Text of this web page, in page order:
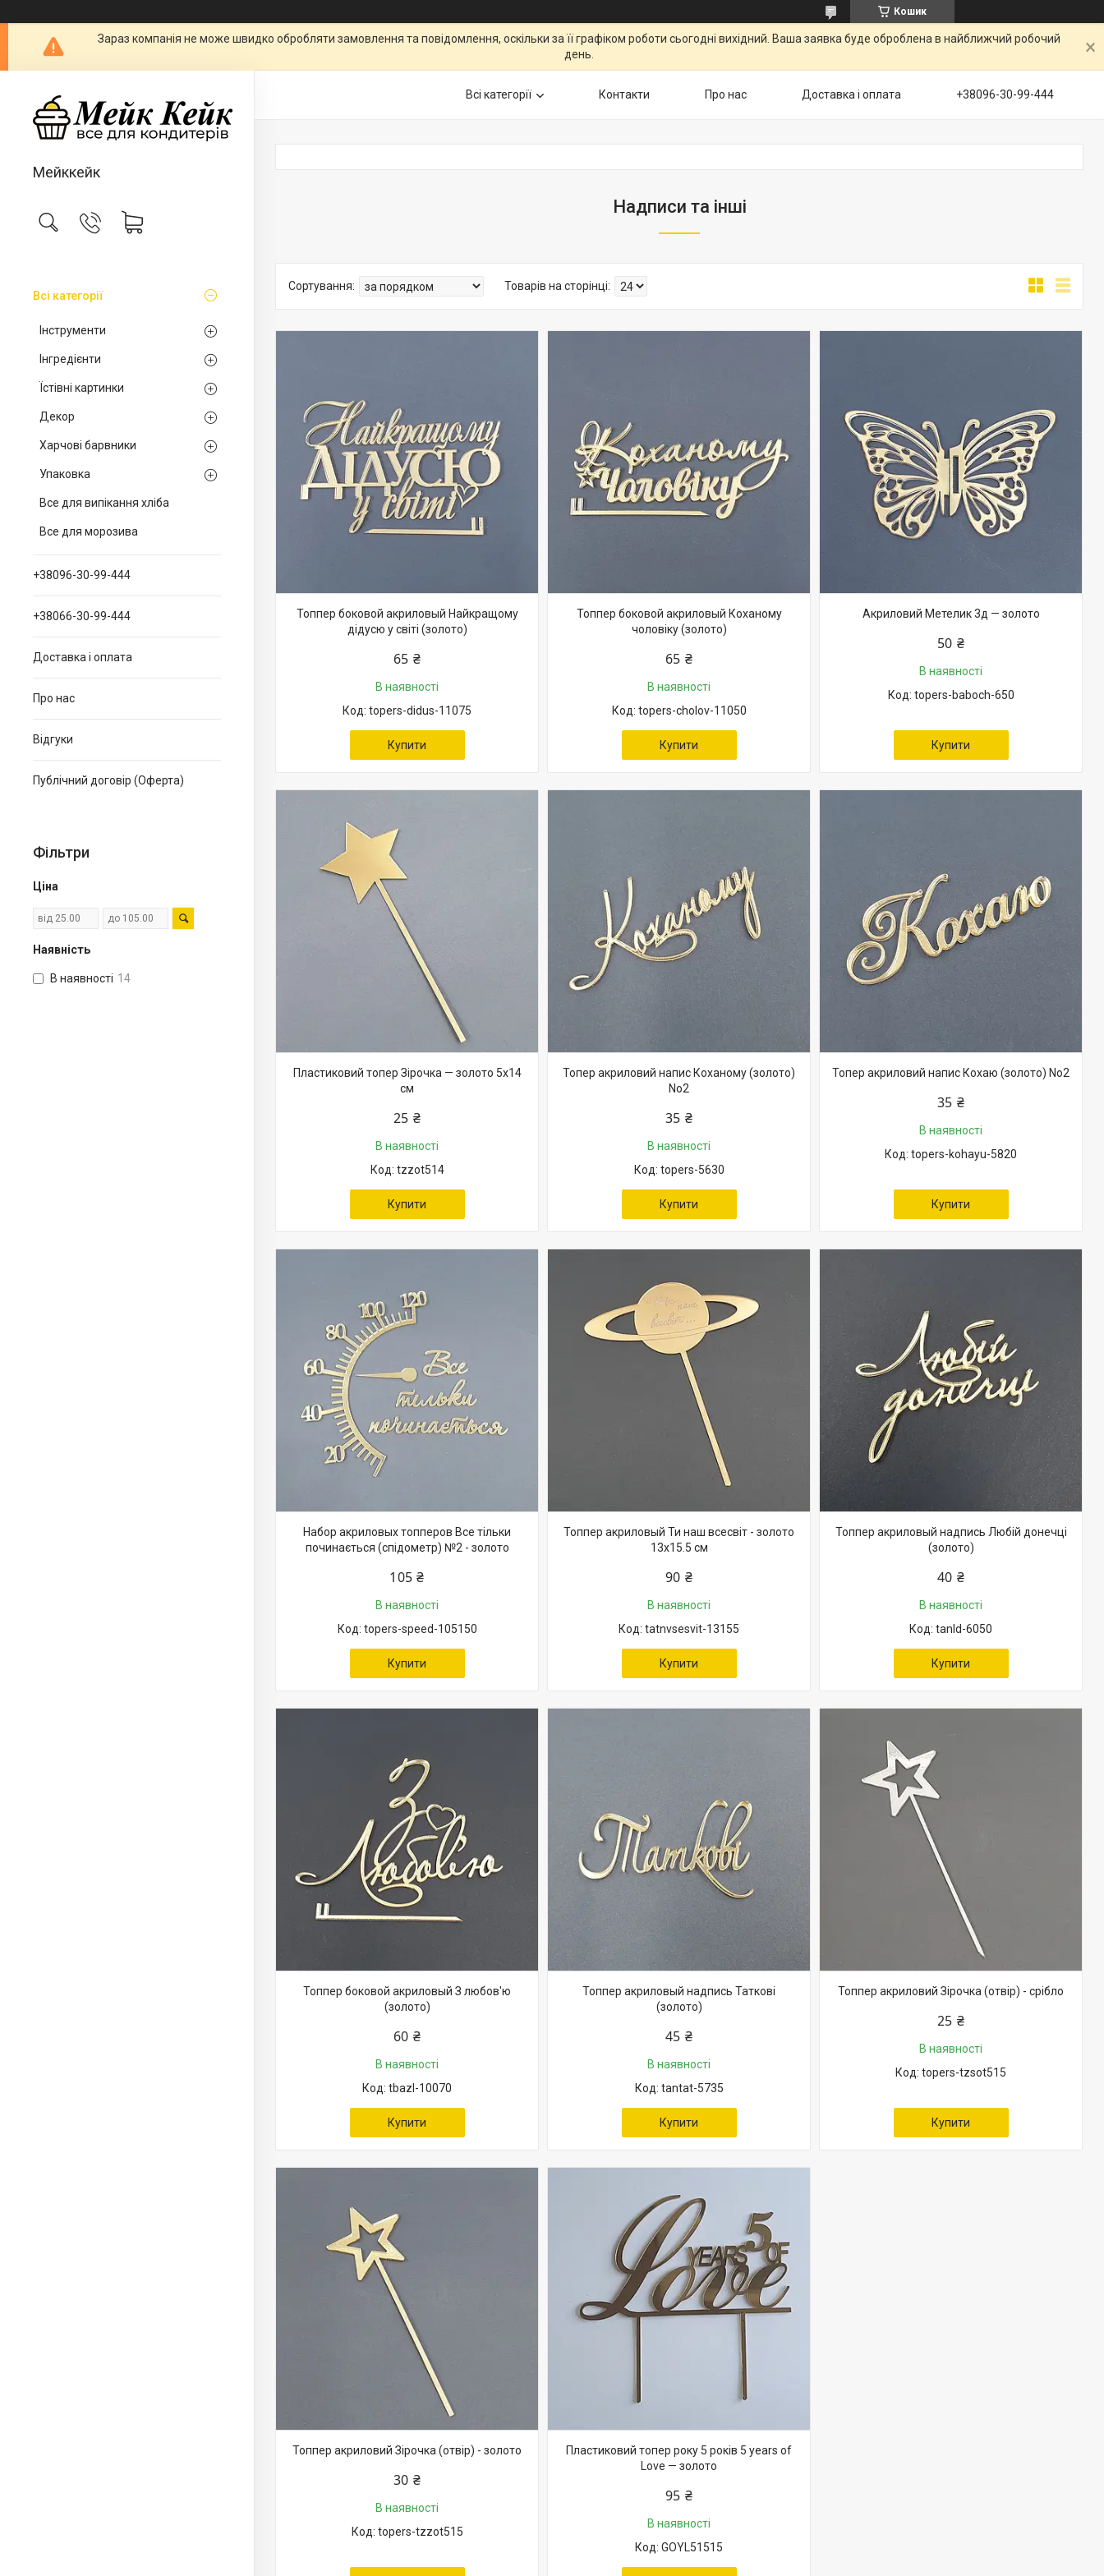
Кошик
Зараз компанія не може швидко обробляти замовлення та повідомлення, оскільки за її графіком роботи сьогодні вихідний. Ваша заявка буде оброблена в найближчий робочий
день.
Мейккейк
Всі категорії
Інструменти
Інгредієнти
Їстівні картинки
Декор
Харчові барвники
Упаковка
Все для випікання хліба
Все для морозива
+38096-30-99-444
+38066-30-99-444
Доставка і оплата
Про нас
Відгуки
Публічний договір (Оферта)
Фільтри
Ціна
Наявність
В наявності 14
Всі категорії Контакти Про нас Доставка і оплата +38096-30-99-444
Надписи та інші
Топпер боковой акриловый Найкращому
дідусю у світі (золото)
65 ₴
В наявності
topers-didus-11075
Купити
Топпер боковой акриловый Коханому
чоловіку (золото)
65 ₴
В наявності
topers-cholov-11050
Купити
Акриловий Метелик 3д — золото
50 ₴
В наявності
topers-baboch-650
Купити
Пластиковий топер Зірочка — золото 5х14
см
25 ₴
В наявності
tzzot514
Купити
Топер акриловий напис Коханому (золото)
No2
35 ₴
В наявності
topers-5630
Купити
Топер акриловий напис Кохаю (золото) No2
35 ₴
В наявності
topers-kohayu-5820
Купити
Набор акриловых топперов Все тільки
починається (спідометр) №2 - золото
105 ₴
В наявності
topers-speed-105150
Купити
Топпер акриловый Ти наш всесвіт - золото
13х15.5 см
90 ₴
В наявності
tatnvsesvit-13155
Купити
Топпер акриловый надпись Любій донечці
(золото)
40 ₴
В наявності
tanld-6050
Купити
Топпер боковой акриловый З любов'ю
(золото)
60 ₴
В наявності
tbazl-10070
Купити
Топпер акриловый надпись Таткові
(золото)
45 ₴
В наявності
tantat-5735
Купити
Топпер акриловий Зірочка (отвір) - срібло
25 ₴
В наявності
topers-tzsot515
Купити
Топпер акриловий Зірочка (отвір) - золото
30 ₴
В наявності
topers-tzzot515
Пластиковий топер року 5 років 5 years of
Love — золото
95 ₴
В наявності
GOYL51515